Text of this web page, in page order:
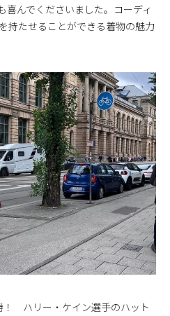
喜んでくださいました。コーディ
持たせることができる着物の魅力
！ ハリー・ケイン選手のハット